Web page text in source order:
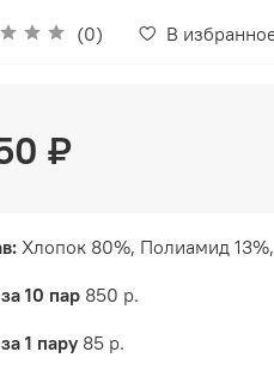
(0) В
₽
: Хлопок 80%, Полиамид
10 пар 850 р.
1 пару 85 р.